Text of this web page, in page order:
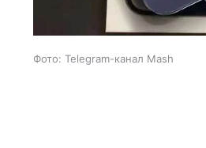
Фото: Telegram-канал Mash